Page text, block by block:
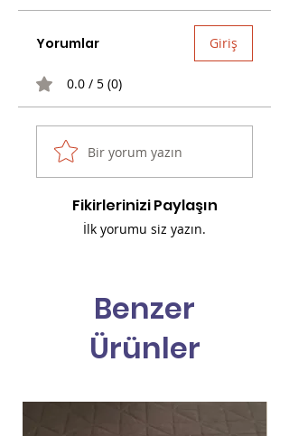
Yorumlar Giriş
0.0 / 5 (0)
Bir yorum yazın
Fikirlerinizi Paylaşın
İlk yorumu siz yazın.
Benzer
Ürünler